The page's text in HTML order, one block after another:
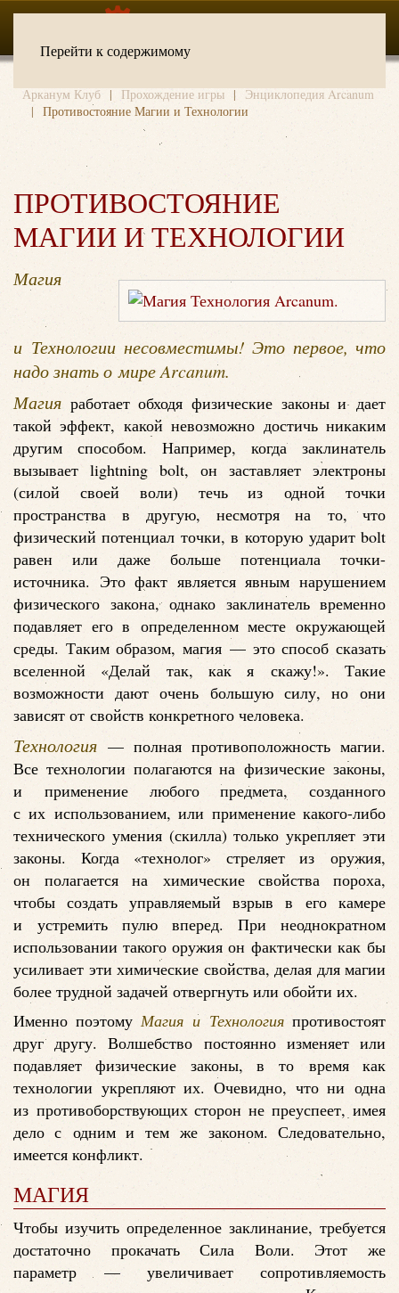
Перейти к содержимому
Арканум Клуб Прохождение игры
Энциклопедия Arcanum
Противостояние Магии и Технологии
ПРОТИВОСТОЯНИЕ
МАГИИ И ТЕХНОЛОГИИ
Магия
и Технологии несовместимы! Это первое, что
надо знать о мире Arcanum.
Магия работает обходя физические законы и дает
такой эффект, какой невозможно достичь никаким
другим способом. Например, когда заклинатель
вызывает lightning bolt, он заставляет электроны
(силой своей воли) течь из одной точки
пространства в другую, несмотря на то, что
физический потенциал точки, в которую ударит bolt
равен или даже больше потенциала точки-
источника. Это факт является явным нарушением
физического закона, однако заклинатель временно
подавляет его в определенном месте окружающей
среды. Таким образом, магия — это способ сказать
вселенной «Делай так, как я скажу!». Такие
возможности дают очень большую силу, но они
зависят от свойств конкретного человека.
Технология — полная противоположность магии.
Все технологии полагаются на физические законы,
и применение любого предмета, созданного
с их использованием, или применение какого-либо
технического умения (скилла) только укрепляет эти
законы. Когда «технолог» стреляет из оружия,
он полагается на химические свойства пороха,
чтобы создать управляемый взрыв в его камере
и устремить пулю вперед. При неоднократном
использовании такого оружия он фактически как бы
усиливает эти химические свойства, делая для магии
более трудной задачей отвергнуть или обойти их.
Именно поэтомуМагия и Технологияпротивостоят
друг другу. Волшебство постоянно изменяет или
подавляет физические законы, в то время как
технологии укрепляют их. Очевидно, что ни одна
из противоборствующих сторон не преуспеет, имея
дело с одним и тем же законом. Следовательно,
имеется конфликт.
МАГИЯ
Чтобы изучить определенное заклинание, требуется
достаточно прокачать Сила Воли. Этот же
параметр — увеличивает сопротивляемость